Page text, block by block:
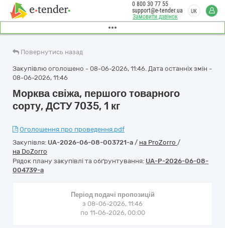
Замовити дзвінок
0 800 30 77 55
support@e-tender.ua
UK
Повернутись назад
Закупівлю оголошено - 08-06-2026, 11:46. Дата останніх змін -
08-06-2026, 11:46
Морква свіжа, першого товарного
сорту, ДСТУ 7035, 1 кг
Оголошення про проведення.pdf
Закупівля: UA-2026-06-08-003721-a / на ProZorro /
на DoZorro
Рядок плану закупівлі та обґрунтування: UA-P-2026-06-08-
004739-a
Період подачі пропозицій
з 08-06-2026, 11:46
по 11-06-2026, 00:00